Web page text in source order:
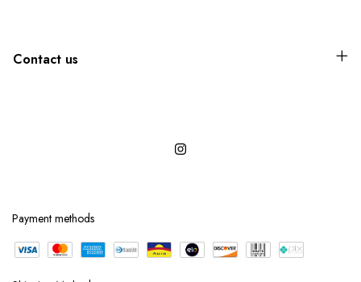
Contact us
Payment methods